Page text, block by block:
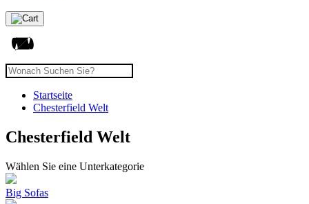
Startseite
Chesterfield Welt
Chesterfield Welt
Wählen Sie eine Unterkategorie
Big Sofas